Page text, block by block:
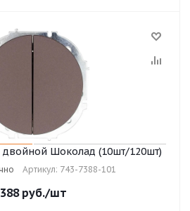
OSEN Выключатель двойной Шоколад (10шт/120шт)
Артикул: 743-7388-101
388руб./шт